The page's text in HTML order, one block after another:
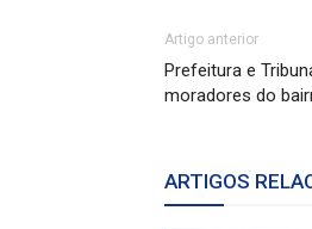
Artigo anterior
Prefeitura e
moradores do
ARTIGOS